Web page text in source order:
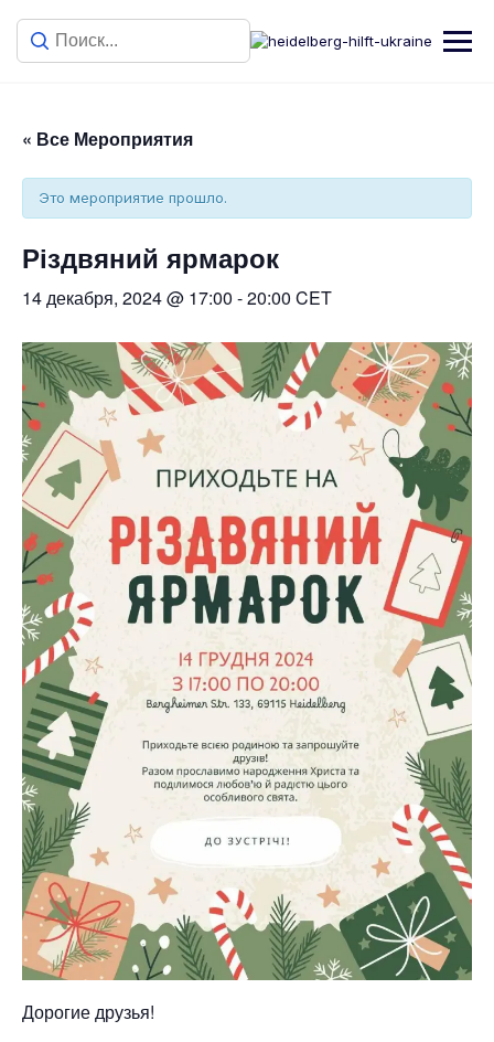
« Все Мероприятия
Это мероприятие прошло.
Різдвяний ярмарок
14 декабря, 2024 @ 17:00 -20:00 CET
Дорогие друзья!